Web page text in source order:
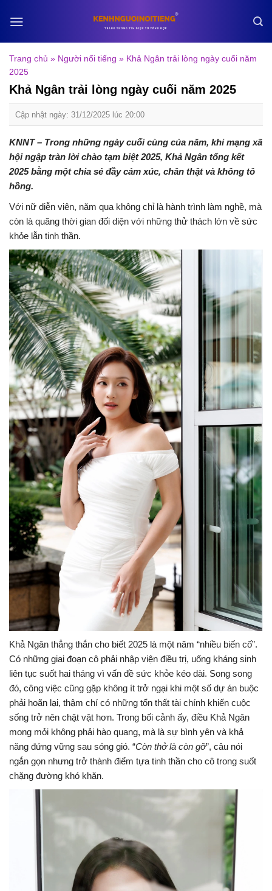
Trang chủ » Người nổi tiếng » Khả Ngân trải lòng ngày cuối năm
2025
Khả Ngân trải lòng ngày cuối năm 2025
Cập nhật ngày: 31/12/2025 lúc 20:00
KNNT – Trong những ngày cuối cùng của năm, khi mạng xã
hội ngập tràn lời chào tạm biệt 2025, Khả Ngân tổng kết
2025 bằng một chia sẻ đầy cảm xúc, chân thật và không tô
hồng.
Với nữ diễn viên, năm qua không chỉ là hành trình làm nghề, mà
còn là quãng thời gian đối diện với những thử thách lớn về sức
khỏe lẫn tinh thần.
Khả Ngân thẳng thắn cho biết 2025 là một năm “nhiều biến cố”.
Có những giai đoạn cô phải nhập viện điều trị, uống kháng sinh
liên tục suốt hai tháng vì vấn đề sức khỏe kéo dài. Song song
đó, công việc cũng gặp không ít trở ngại khi một số dự án buộc
phải hoãn lại, thậm chí có những tổn thất tài chính khiến cuộc
sống trở nên chật vật hơn. Trong bối cảnh ấy, điều Khả Ngân
mong mỏi không phải hào quang, mà là sự bình yên và khả
năng đứng vững sau sóng gió. “Còn thở là còn gỡ”, câu nói
ngắn gọn nhưng trở thành điểm tựa tinh thần cho cô trong suốt
chặng đường khó khăn.